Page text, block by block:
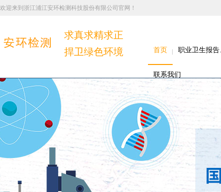
欢迎来到浙江浦江安环检测科技股份有限公司官网！
求真求精求正
捍卫绿色环境
首页 职业卫生报
联系我们